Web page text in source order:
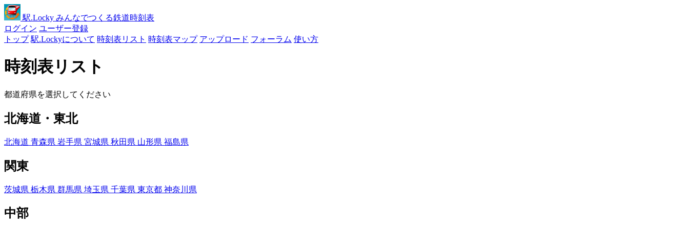
駅.Locky みんなでつくる鉄道時刻表
ログイン ユーザー登録
トップ 駅.Lockyについて 時刻表リスト 時刻表マップ アップロード フォーラム 使い方
時刻表リスト
都道府県を選択してください
北海道・東北
北海道 青森県 岩手県 宮城県 秋田県 山形県 福島県
関東
茨城県 栃木県 群馬県 埼玉県 千葉県 東京都 神奈川県
中部